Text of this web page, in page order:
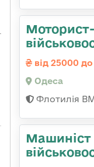
від 25000
Одеса
Флотилія
Машиніст